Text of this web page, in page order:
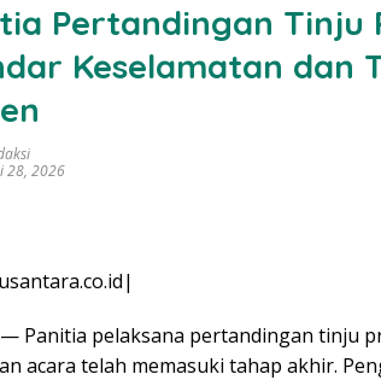
Pertandingan Tinju
Keselamatan dan
28, 2026
Panitia pelaksana pertandingan tinju
acara telah memasuki tahap akhir.